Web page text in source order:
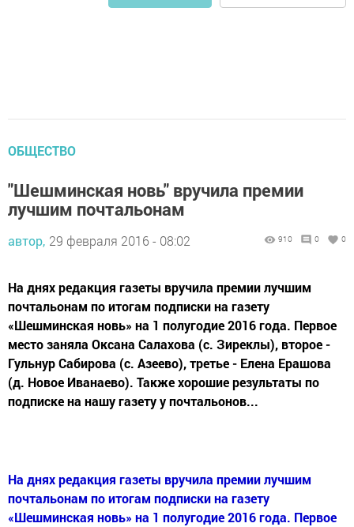
ОБЩЕСТВО
"Шешминская новь" вручила премии
лучшим почтальонам
автор, 29 февраля 2016 - 08:02 910 0 0
На днях редакция газеты вручила премии лучшим
почтальонам по итогам подписки на газету
«Шешминская новь» на 1 полугодие 2016 года. Первое
место заняла Оксана Салахова (с. Зиреклы), второе -
Гульнур Сабирова (с. Азеево), третье - Елена Ерашова
(д. Новое Иванаево). Также хорошие результаты по
подписке на нашу газету у почтальонов...
На днях редакция газеты вручила премии лучшим
почтальонам по итогам подписки на газету
«Шешминская новь» на 1 полугодие 2016 года. Первое